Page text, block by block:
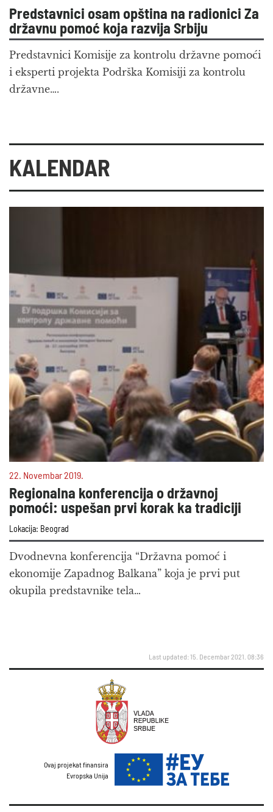
Predstavnici osam opština na radionici Za
državnu pomoć koja razvija Srbiju
Predstavnici Komisije za kontrolu državne pomoći
i eksperti projekta Podrška Komisiji za kontrolu
državne….
KALENDAR
22. Novembar 2019.
Regionalna konferencija o državnoj
pomoći: uspešan prvi korak ka tradiciji
Lokacija: Beograd
Dvodnevna konferencija “Državna pomoć i
ekonomije Zapadnog Balkana” koja je prvi put
okupila predstavnike tela…
Last updated: 15. Decembar 2021. 08:36
Ovaj projekat finansira
Evropska Unija